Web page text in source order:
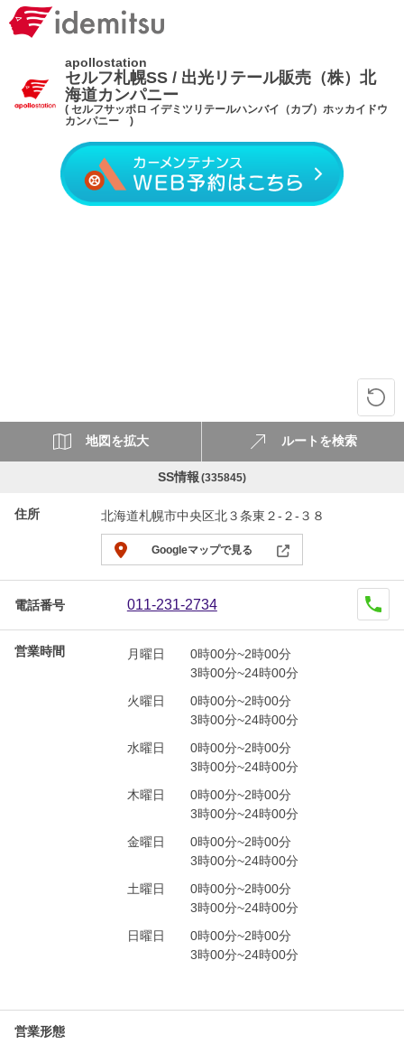
apollostation
セルフ札幌SS / 出光リテール販売（株）北
海道カンパニー
( セルフサッポロ イデミツリテールハンバイ（カブ）ホッカイドウ
カンパニー )
SS情報 (335845)
住所 北海道札幌市中央区北３条東２-２-３８
Googleマップで見る
電話番号 011-231-2734
営業時間 月曜日
0時00分~2時00分
3時00分~24時00分
火曜日
0時00分~2時00分
3時00分~24時00分
水曜日
0時00分~2時00分
3時00分~24時00分
木曜日
0時00分~2時00分
3時00分~24時00分
金曜日
0時00分~2時00分
3時00分~24時00分
土曜日
0時00分~2時00分
3時00分~24時00分
日曜日
0時00分~2時00分
3時00分~24時00分
地図を拡大 ルートを検索
営業形態